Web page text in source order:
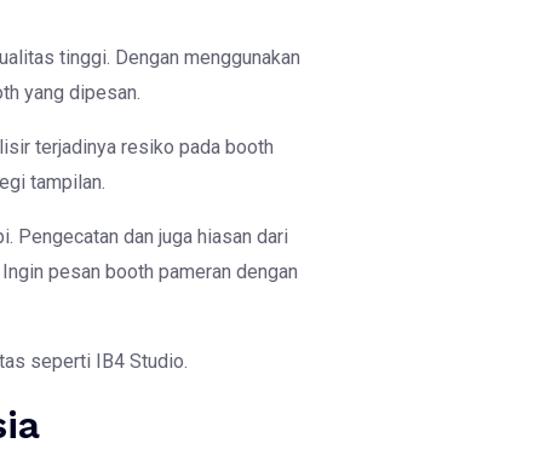
tinggi. Dengan menggunakan
yang dipesan.
terjadinya resiko pada booth
tampilan.
Pengecatan dan juga hiasan dari
pesan booth pameran dengan
seperti IB4 Studio.